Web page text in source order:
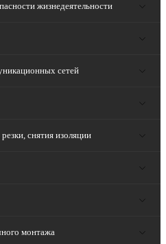
жизнедеятельности
сетей
снятия изоляции
монтажа